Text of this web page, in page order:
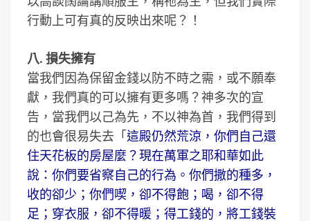
行動上可有真的反映出來呢？！
八. 損失擁有
當我們因為保留金錢以防不時之需，或不願奉
獻，我們真的可以擁有更多嗎？神多次的宣
告，當我們以己為先，不以神為首，我們得到
的也會很易失去「這殿仍然荒涼，你們自己還
住天花板的房屋麼？現在萬軍之耶和華如此
說：你們要省察自己的行為。你們撒的種多，
收的卻少；你們喫，卻不得飽；喝，卻不得
足；穿衣服，卻不得暖；得工錢的，將工錢裝